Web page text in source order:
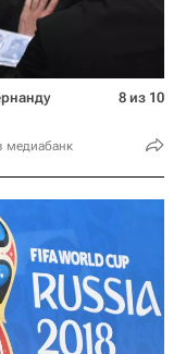
медиабанк
8 из 10